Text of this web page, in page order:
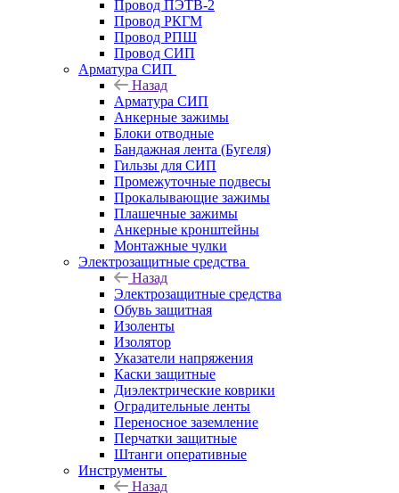
Провод ПЭТВ-2
Провод РКГМ
Провод РПШ
Провод СИП
Арматура СИП
Назад
Арматура СИП
Анкерные зажимы
Блоки отводные
Бандажная лента (Бугеля)
Гильзы для СИП
Промежуточные подвесы
Прокалывающие зажимы
Плашечные зажимы
Анкерные кронштейны
Монтажные чулки
Электрозащитные средства
Назад
Электрозащитные средства
Обувь защитная
Изоленты
Изолятор
Указатели напряжения
Каски защитные
Диэлектрические коврики
Оградительные ленты
Переносное заземление
Перчатки защитные
Штанги оперативные
Инструменты
Назад